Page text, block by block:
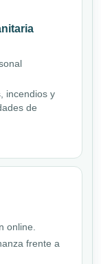
incendios y
de
online.
frente a